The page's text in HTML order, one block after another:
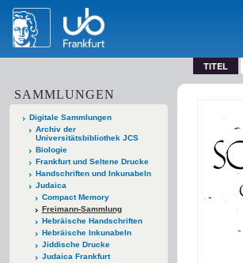
TITEL
SAMMLUNGEN
Digitale Sammlungen
Archiv der
Universitätsbibliothek JCS
Biologie
Frankfurt und Seltene Drucke
Handschriften und Inkunabeln
Judaica
Compact Memory
Freimann-Sammlung
Hebräische Handschriften
Hebräische Inkunabeln
Jiddische Drucke
Judaica Frankfurt